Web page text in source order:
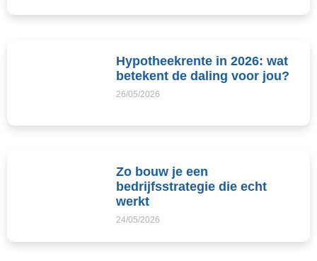
Hypotheekrente in 2026: wat
betekent de daling voor jou?
26/05/2026
Zo bouw je een
bedrijfsstrategie die echt
werkt
24/05/2026